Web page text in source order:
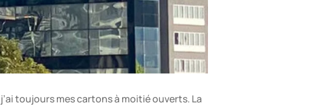
toujours mes cartons à moitié ouverts. La